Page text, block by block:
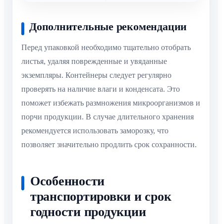
Дополнительные рекомендации
Перед упаковкой необходимо тщательно отобрать
листья, удаляя поврежденные и увяданные
экземпляры. Контейнеры следует регулярно
проверять на наличие влаги и конденсата. Это
поможет избежать размножения микроорганизмов и
порчи продукции. В случае длительного хранения
рекомендуется использовать заморозку, что
позволяет значительно продлить срок сохранности.
Особенности
транспортировки и срок
годности продукции